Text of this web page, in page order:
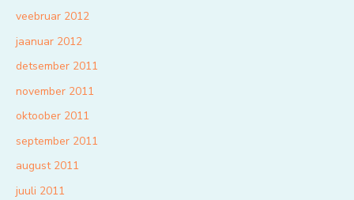
veebruar 2012
jaanuar 2012
detsember 2011
november 2011
oktoober 2011
september 2011
august 2011
juuli 2011